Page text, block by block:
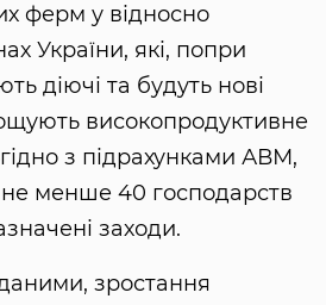
ферм у відносно
України, які, попри
діючі та будуть нові
високопродуктивне
з підрахунками АВМ,
менше 40 господарств
заходи.
зростання